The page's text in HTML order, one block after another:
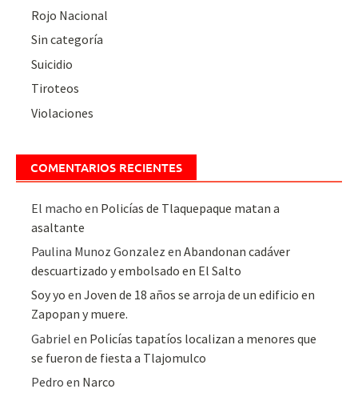
Rojo Nacional
Sin categoría
Suicidio
Tiroteos
Violaciones
COMENTARIOS RECIENTES
El macho en Policías de Tlaquepaque matan a
asaltante
Paulina Munoz Gonzalez enAbandonan cadáver
descuartizado y embolsado en El Salto
Soy yo enJoven de 18 años se arroja de un edificio en
Zapopan y muere.
Gabriel en Policías tapatíos localizan a menores que
se fueron de fiesta a Tlajomulco
Pedro en Narco